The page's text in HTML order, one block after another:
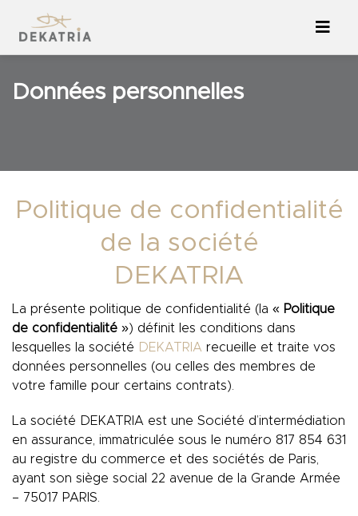
Données personnelles
Politique de confidentialité
de la société
DEKATRIA
La présente politique de confidentialité (la « Politique
de confidentialité ») définit les conditions dans
lesquelles la société
DEKATRIA recueille et traite vos
données personnelles (ou celles des membres de
votre famille pour certains contrats).
La société DEKATRIA est une Société d’intermédiation
en assurance, immatriculée sous le numéro 817 854 631
au registre du commerce et des sociétés de Paris,
ayant son siège social 22 avenue de la Grande Armée
– 75017 PARIS.